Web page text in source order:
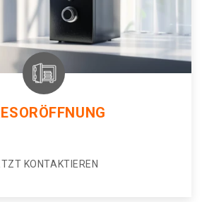
KONTAKTIEREN